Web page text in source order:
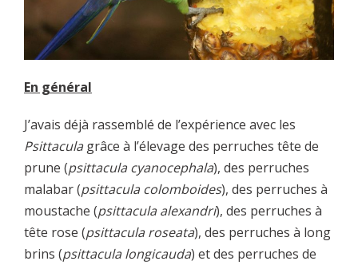
En général
J’avais déjà rassemblé de l’expérience avec les
Psittacula grâce à l’élevage des perruches tête de
prune (psittacula cyanocephala), des perruches
malabar (psittacula colomboides), des perruches à
moustache (psittacula alexandri), des perruches à
tête rose (psittacula roseata), des perruches à long
brins (psittacula longicauda) et des perruches de